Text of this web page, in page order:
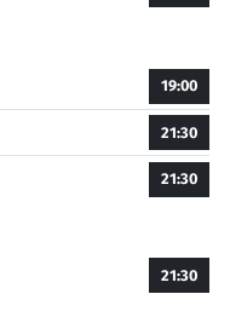
19:00
21:30
21:30
21:30